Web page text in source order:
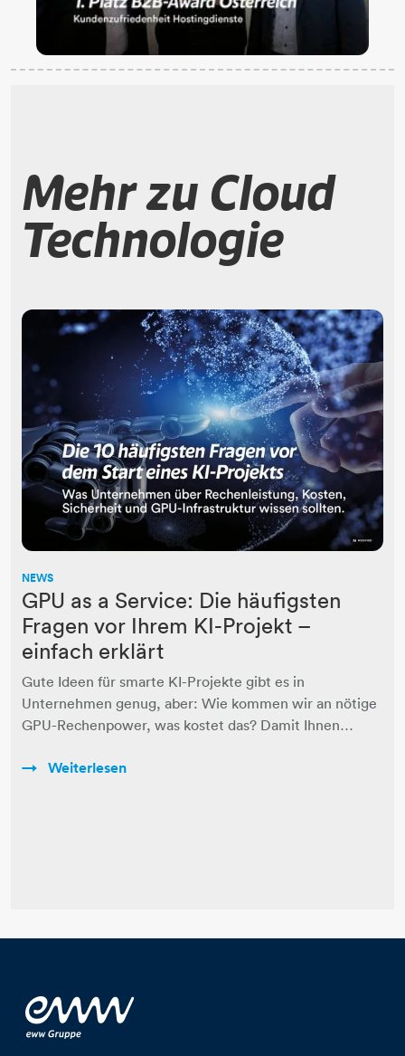
Mehr zu Cloud
Technologie
NEWS
GPU as a Service: Die häufigsten
Fragen vor Ihrem KI-Projekt –
einfach erklärt
Gute Ideen für smarte KI-Projekte gibt es in
Unternehmen genug, aber: Wie kommen wir an nötige
GPU-Rechenpower, was kostet das? Damit Ihnen…
Weiterlesen